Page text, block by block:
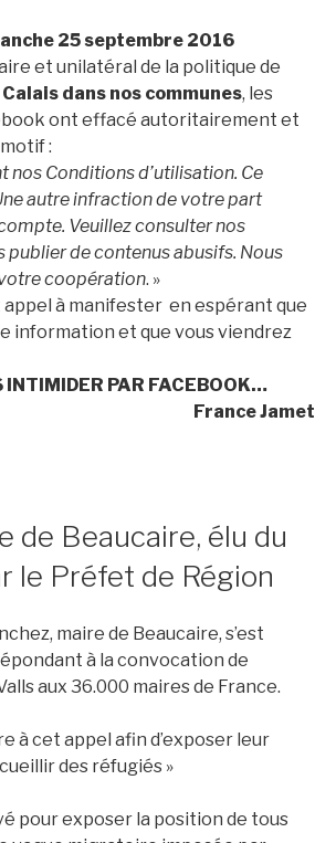
25 septembre 2016
et unilatéral de la politique de
dans nos communes, les
ont effacé autoritairement et
:
nos Conditions d’utilisation. Ce
autre infraction de votre part
Veuillez consulter nos
publier de contenus abusifs. Nous
coopération. »
à manifester en espérant que
information et que vous viendrez
INTIMIDER PAR FACEBOOK…
France Jamet
de Beaucaire, élu du
le Préfet de Région
maire de Beaucaire, s’est
à la convocation de
aux 36.000 maires de France.
à cet appel afin d’exposer leur
des réfugiés »
pour exposer la position de tous